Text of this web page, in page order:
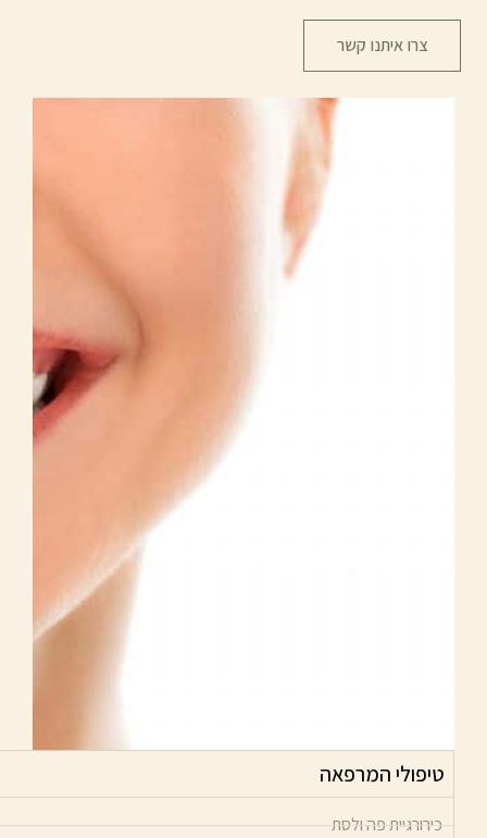
צרו איתנו קשר
טיפולי המרפאה
כירורגיית פה ולסת